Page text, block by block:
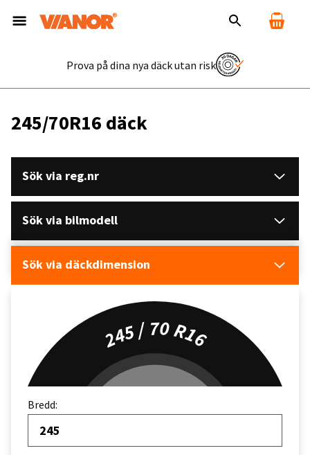
Prova på dina nya däck utan risk
245/70R16 däck
Sök via reg.nr
Sök via bilmodell
Sök via däckdimension
245 / 70 R16
Bredd:
245